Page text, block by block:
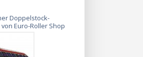
Doppelstock-
Euro-Roller Shop